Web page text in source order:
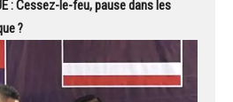
: Cessez-le-feu, pause dans les
?